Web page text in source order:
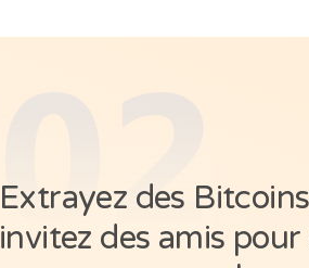
Extrayez des
invitez des amis
02